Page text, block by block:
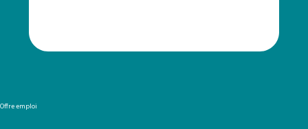
Offre emploi